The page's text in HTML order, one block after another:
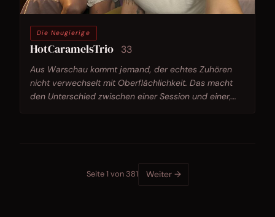
Die Neugierige
HotCaramelsTrio 33
Aus Warschau kommt jemand, der echtes Zuhören
nicht verwechselt mit Oberflächlichkeit. Das macht
den Unterschied zwischen einer Session und einer,
Seite 1 von 381 Weiter →